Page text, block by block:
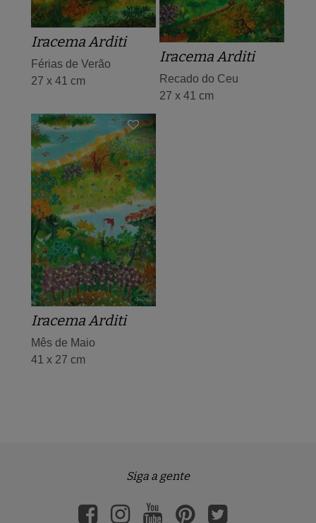
Iracema Arditi
Férias de Verão
27 x 41 cm
Iracema Arditi
Recado do Ceu
27 x 41 cm
Iracema Arditi
Mês de Maio
41 x 27 cm
Siga a gente